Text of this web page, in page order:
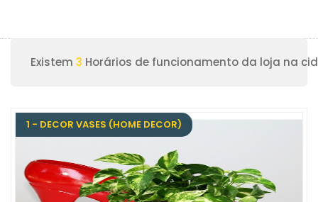
Existem 3 Horários de funcionamento da loja na
1 - DECOR VASES (HOME DECOR)